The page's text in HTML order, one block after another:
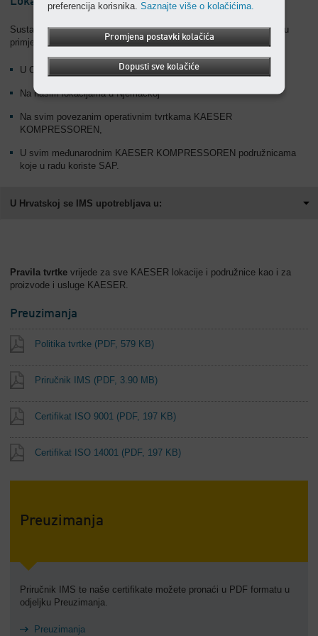
Sustav IMStvrtke KAESER KOMPRESSOREN SE pronalazi svoju
primjenu:
U Coburgu,
Na našim lokacijama u Njemačkoj
Na svim povezanim operativnim tvrtkama KAESER
KOMPRESSOREN,
U svim međunarodnim KAESER KOMPRESSOREN podružnicama
koje u radu koriste SAP.
U Hrvatskoj se IMS upotrebljava u:
Pravila tvrtke vrijede za sve KAESER lokacije i podružnice kao i za
proizvode i usluge KAESER.
Preuzimanja
Politika tvrtke (PDF, 579 KB)
Priručnik IMS (PDF, 3.90 MB)
Certifikat ISO 9001 (PDF, 197 KB)
Certifikat ISO 14001 (PDF, 197 KB)
Preuzimanja
Priručnik IMS te naše certifikate možete pronaći u PDF formatu u
odjeljku Preuzimanja.
Preuzimanja
preferencija korisnika.Saznajte više o kolačićima.
Promjena postavki kolačića
Dopusti sve kolačiće